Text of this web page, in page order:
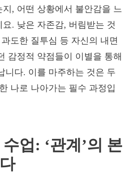
지, 어떤 상황에서 불안감을 느
. 낮은 자존감, 버림받는 것
도한 질투심 등 자신의 내면
감정적 약점들이 이별을 통해
니다. 이를 마주하는 것은 두
나로 나아가는 필수 과정입
업: ‘관계’의 본